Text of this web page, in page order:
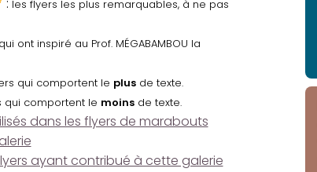
: les flyers les plus remarquables, à ne pas
ont inspiré au Prof. MÉGABAMBOU la
qui comportent le plusde texte.
qui comportent le moinsde texte.
dans les flyers de marabouts
ayant contribué à cette galerie